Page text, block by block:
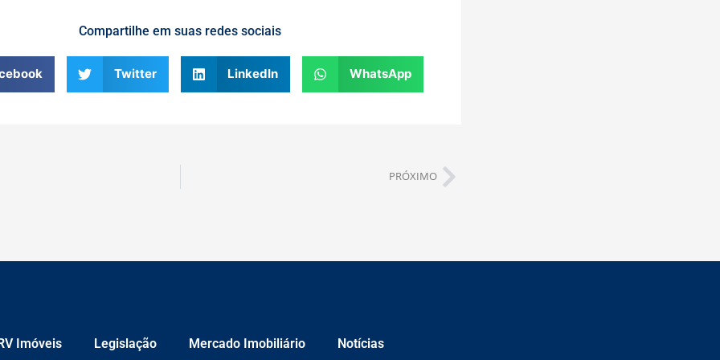
Compartilhe em suas redes sociais
Twitter LinkedIn WhatsApp
PRÓXIMO
Imóveis Legislação Mercado Imobiliário Notícias